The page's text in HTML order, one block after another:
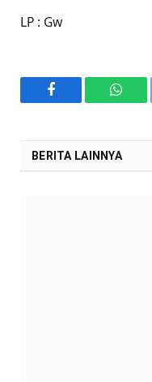
LP : Gw
Facebook
BERITA LAINNYA